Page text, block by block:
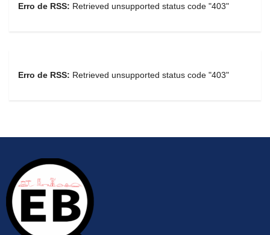
Erro de RSS: Retrieved unsupported status code "403"
Erro de RSS: Retrieved unsupported status code "403"